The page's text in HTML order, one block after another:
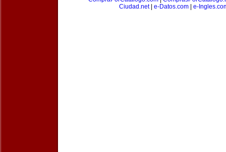
Ciudad.net| e-Datos.com e-